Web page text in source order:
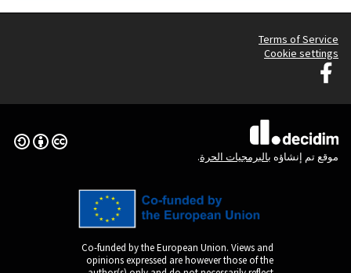
Graz
Co-funded by the
opinions expressed